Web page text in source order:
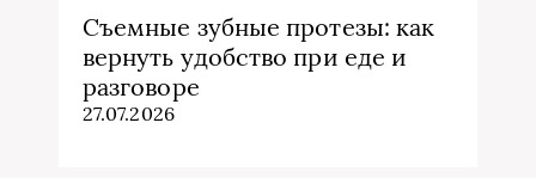
Съемные зубные протезы: как
вернуть удобство при еде и
разговоре
27.07.2026